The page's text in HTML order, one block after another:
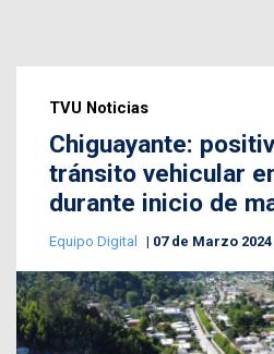
TVU Noticias
Chiguayante:
tránsito vehicular
durante inicio de
Equipo Digital 07 de Marzo 2024